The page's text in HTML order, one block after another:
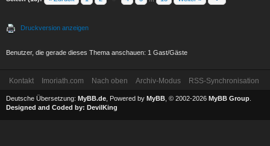
Druckversion anzeigen
Benutzer, die gerade dieses Thema anschauen: 1 Gast/Gäste
Kontakt Imoriath.com Nach oben Archiv-Modus RSS-Synchronisation
Deutsche Übersetzung: MyBB.de , Powered by MyBB , © 2002-2026 MyBB Group
Designed and Coded by: DevilKing